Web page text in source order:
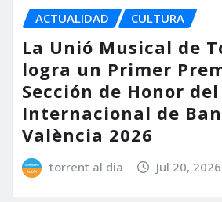
ACTUALIDAD CULTURA
La Unió Musical de
logra un Primer
Sección de Honor
Internacional de
València 2026
torrent al dia Jul 20, 2026